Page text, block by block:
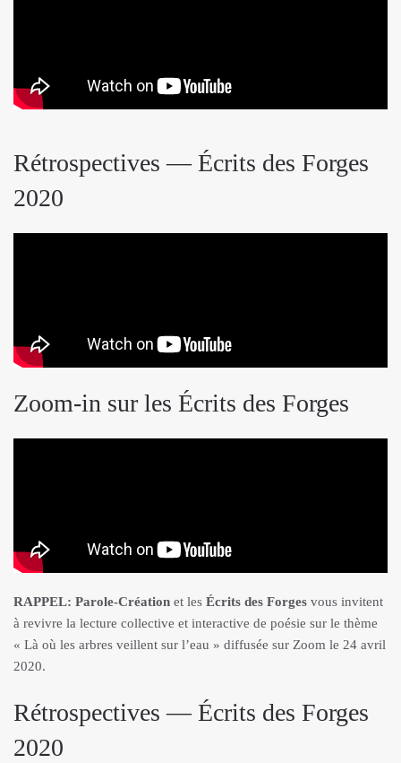
Rétrospectives — Écrits des Forges
2020
Zoom-in sur les Écrits des Forges
RAPPEL: Parole-Création et les Écrits des Forges vous invitent
à revivre la lecture collective et interactive de poésie sur le thème
« Là où les arbres veillent sur l’eau » diffusée sur Zoom le 24 avril
2020.
Rétrospectives — Écrits des Forges
2020